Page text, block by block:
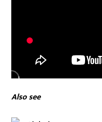
Also see